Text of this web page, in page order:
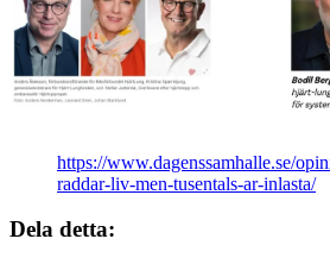
https://www.dagenssamhalle.se/
raddar-liv-men-tusentals-ar-inlasta/
Dela detta: